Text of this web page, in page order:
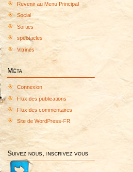
Revenir au Menu Principal
Social
Sorties
spectacles
Vitrines
Méta
Connexion
Flux des publications
Flux des commentaires
Site de WordPress-FR
Suivez nous, inscrivez vous